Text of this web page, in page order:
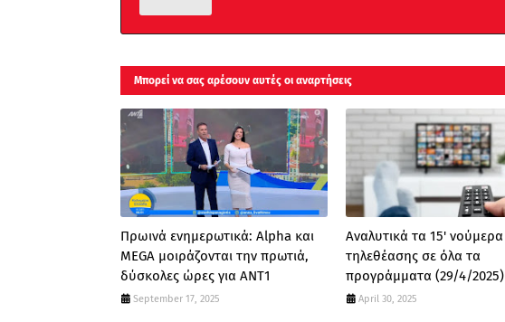
Μπορεί να σας αρέσουν αυτές οι αναρτήσεις
Πρωινά ενημερωτικά: Alpha και
MEGA μοιράζονται την πρωτιά,
δύσκολες ώρες για ΑΝΤ1
September 17, 2025
Αναλυτικά τα 15' νούμερα
τηλεθέασης σε όλα τα
προγράμματα (29/4/2025)
April 30, 2025